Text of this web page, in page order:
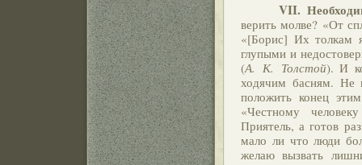
VII.
верить молве? «От
«[Борис] Их толкам
глупыми и
(А. К. Толстой). И
ходячим басням. Не
положить конец
«Честному
Приятель, а готов
мало ли что люди
желаю вызвать